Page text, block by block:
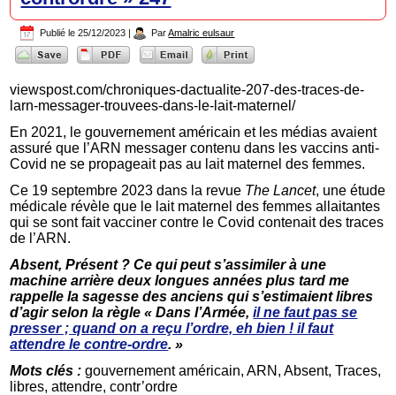
Publié le 25/12/2023 | Par Amalric eulsaur
viewspost.com/chroniques-dactualite-207-des-traces-de-
larn-messager-trouvees-dans-le-lait-maternel/
En 2021, le gouvernement américain et les médias avaient
assuré que l’ARN messager contenu dans les vaccins anti-
Covid ne se propageait pas au lait maternel des femmes.
Ce 19 septembre 2023 dans la revue The Lancet, une étude
médicale révèle que le lait maternel des femmes allaitantes
qui se sont fait vacciner contre le Covid contenait des traces
de l’ARN.
Absent, Présent ? Ce qui peut s’assimiler à une
machine arrière deux longues années plus tard me
rappelle la sagesse des anciens qui s’estimaient libres
d’agir selon la règle « Dans l’Armée,il ne faut pas se
presser ; quand on a reçu l’ordre, eh bien ! il faut
attendre le contre-ordre. »
Mots clés : gouvernement américain, ARN, Absent, Traces,
libres, attendre, contr’ordre